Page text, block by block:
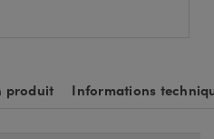
produit Informations